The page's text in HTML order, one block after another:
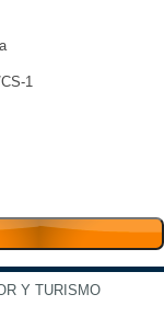
1
Y TURISMO